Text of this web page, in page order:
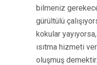
bilmeniz
gürültülü
kokular
ısıtma hizmeti
oluşmuş